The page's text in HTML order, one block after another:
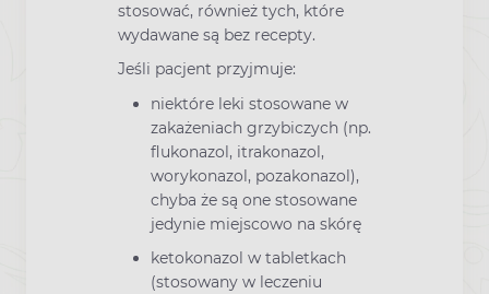
stosować, również tych, które
wydawane są bez recepty.
Jeśli pacjent przyjmuje:
niektóre leki stosowane w
zakażeniach grzybiczych (np.
flukonazol, itrakonazol,
worykonazol, pozakonazol),
chyba że są one stosowane
jedynie miejscowo na skórę
ketokonazol w tabletkach
(stosowany w leczeniu